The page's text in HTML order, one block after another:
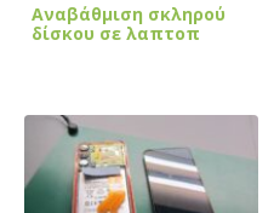
Αναβάθμιση σκληρού
δίσκου σε λαπτοπ